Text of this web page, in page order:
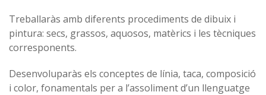
Treballaràs amb diferents procediments de dibuix i
pintura: secs, grassos, aquosos, matèrics i les tècniques
corresponents.
Desenvoluparàs els conceptes de línia, taca, composició
i color, fonamentals per a l’assoliment d’un llenguatge